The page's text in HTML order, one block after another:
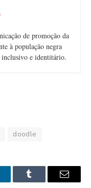
de promoção da
à população negra
e identitário.
doodle
Tumblr Email